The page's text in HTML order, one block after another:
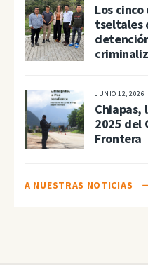
Los
tseltales
JUNIO 12, 2026
Chiapas,
2025 del
Frontera
A NUESTRAS NOTICIAS